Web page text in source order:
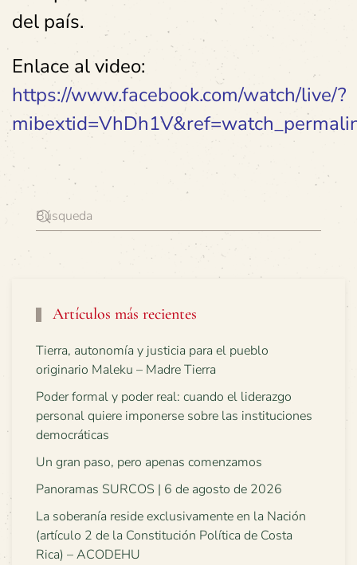
del país.
Enlace al video:
https://www.facebook.com/watch/live/?
Artículos más recientes
Tierra, autonomía y justicia para el pueblo
originario Maleku – Madre Tierra
Poder formal y poder real: cuando el liderazgo
personal quiere imponerse sobre las instituciones
democráticas
Un gran paso, pero apenas comenzamos
Panoramas SURCOS | 6 de agosto de 2026
La soberanía reside exclusivamente en la Nación
(artículo 2 de la Constitución Política de Costa
Rica) – ACODEHU